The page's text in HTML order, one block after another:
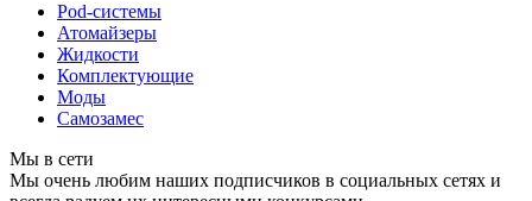
Pod-системы
Атомайзеры
Жидкости
Комплектующие
Моды
Самозамес
Мы в сети
Мы очень любим наших подписчиков в социальных сетях и